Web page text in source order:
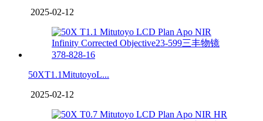
2025-02-12
50XT1.1MitutoyoL...
2025-02-12